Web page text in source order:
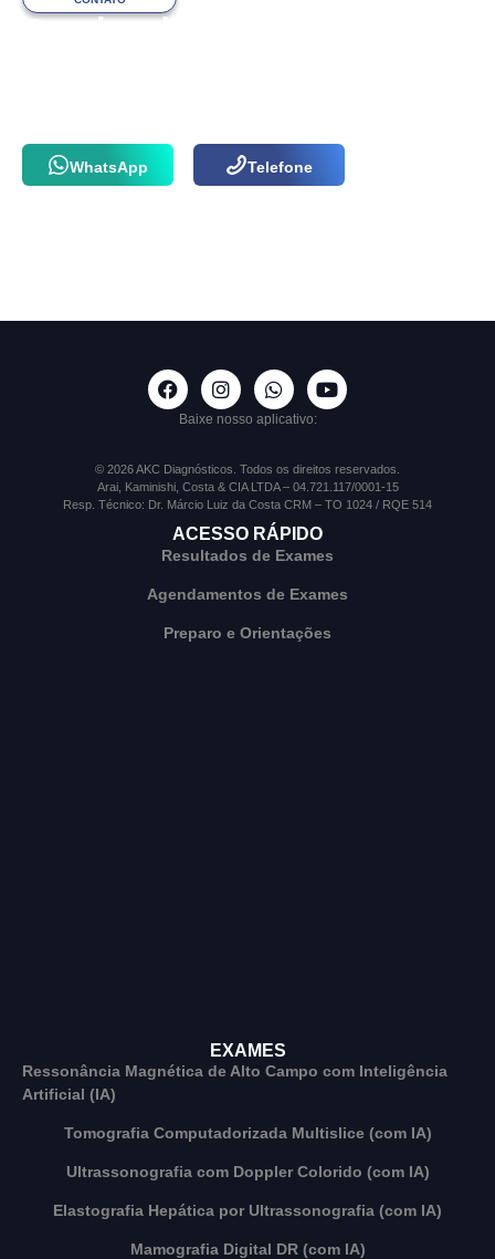
Precisa de ajuda
WhatsApp Telefone
Baixe nosso aplicativo:
© 2026 AKC Diagnósticos. Todos os direitos reservados.
Arai, Kaminishi, Costa & CIA LTDA – 04.721.117/0001-15
Resp. Técnico: Dr. Márcio Luiz da Costa CRM – TO 1024 / RQE 514
ACESSO RÁPIDO
Resultados de Exames
Agendamentos de Exames
Preparo e Orientações
EXAMES
Ressonância Magnética de Alto Campo com Inteligência
Artificial (IA)
Tomografia Computadorizada Multislice (com IA)
Ultrassonografia com Doppler Colorido (com IA)
Elastografia Hepática por Ultrassonografia (com IA)
Mamografia Digital DR (com IA)